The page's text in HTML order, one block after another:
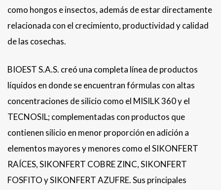
como hongos e insectos, además de estar directamente
relacionada con el crecimiento, productividad y calidad
de las cosechas.
BIOEST S.A.S. creó una completa línea de productos
líquidos en donde se encuentran fórmulas con altas
concentraciones de silicio como el MISILK 360 y el
TECNOSIL; complementadas con productos que
contienen silicio en menor proporción en adición a
elementos mayores y menores como el SIKONFERT
RAÍCES, SIKONFERT COBRE ZINC, SIKONFERT
FOSFITO y SIKONFERT AZUFRE. Sus principales